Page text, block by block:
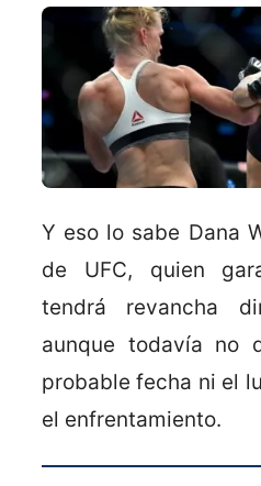
Y eso lo sabe Dana
de UFC, quien
tendrá revancha
aunque todavía no
probable fecha ni el
el enfrentamiento.